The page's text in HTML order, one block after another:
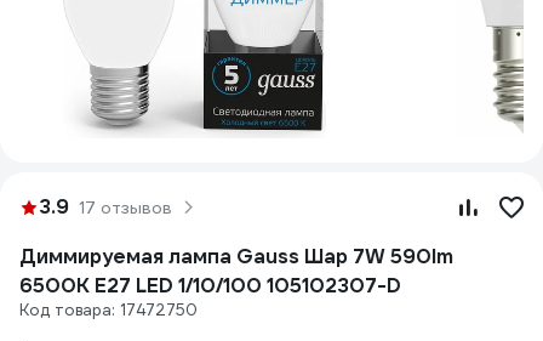
3.9 17 отзывов
Диммируемая лампа Gauss Шар 7W 590lm
6500К E27 LED 1/10/100 105102307-D
Код товара: 17472750